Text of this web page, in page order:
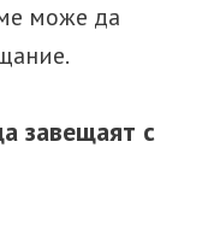
може да
завещаят с